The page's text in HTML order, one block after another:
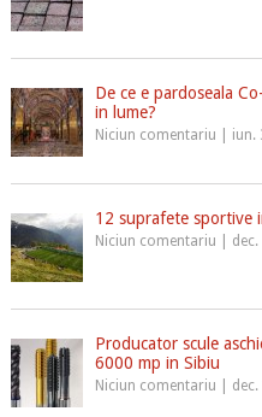
De ce e pardoseala
in lume?
Niciun comentariu iun.
12 suprafete sportive
Niciun comentariu
Producator scule
6000 mp in Sibiu
Niciun comentariu